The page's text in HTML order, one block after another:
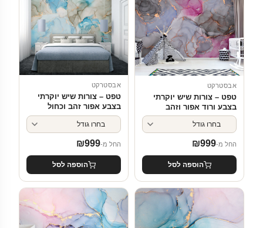
אבסטרקט
טפט – צורות שיש יוקרתי
בצבע ורוד אפור וזהב
החל מ- ₪999
הוספה לסל
אבסטרקט
טפט – צורות שיש יוקרתי
בצבע אפור זהב וכחול
החל מ- ₪999
הוספה לסל